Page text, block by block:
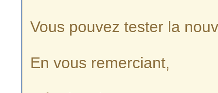
Vous pouvez tester la
En vous remerciant,